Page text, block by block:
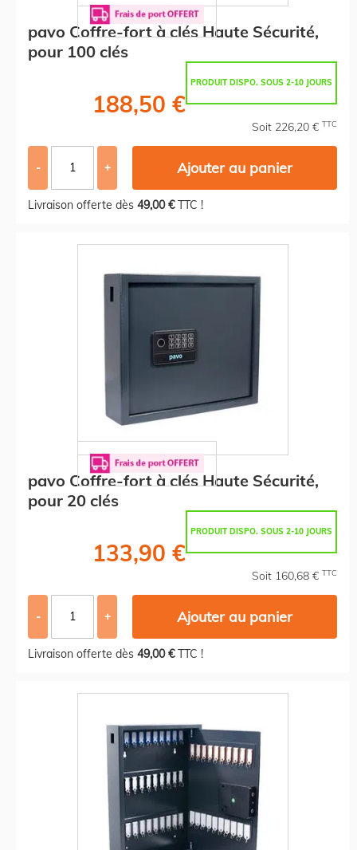
pavo Coffre-fort à clés Haute Sécurité,
pour 100 clés
PRODUIT DISPO. SOUS 2-10 JOURS
188,50 €
Soit 226,20 € TTC
- + Ajouter au panier
Livraison offerte dès 49,00 €TTC !
pavo Coffre-fort à clés Haute Sécurité,
pour 20 clés
PRODUIT DISPO. SOUS 2-10 JOURS
133,90 €
Soit 160,68 € TTC
- + Ajouter au panier
Livraison offerte dès 49,00 €TTC !